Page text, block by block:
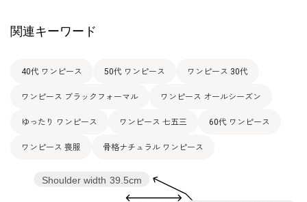
関連キーワード
40代 ワンピース 50代 ワンピース ワンピース 30代
ワンピース ブラックフォーマル ワンピース オールシーズン
ゆったり ワンピース ワンピース 七五三 60代 ワンピース
ワンピース 喪服 骨格ナチュラル ワンピース
Shoulder width 39.5cm